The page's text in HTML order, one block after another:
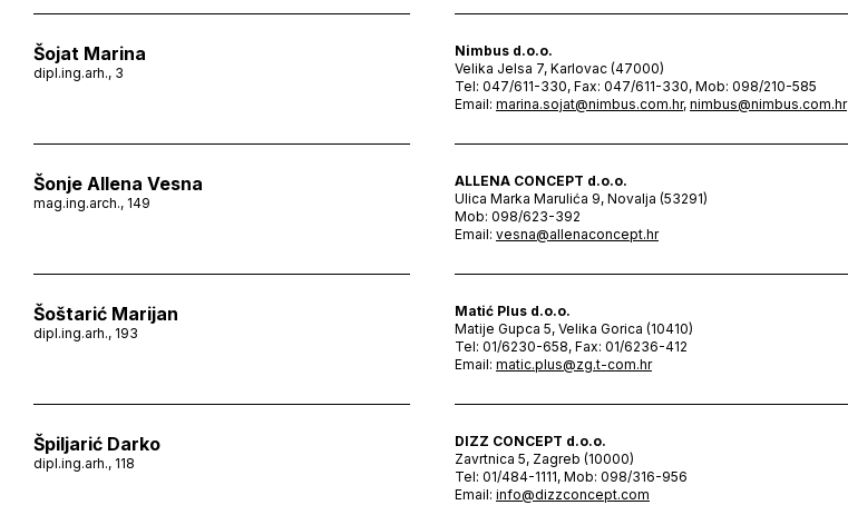
Šojat Marina
dipl.ing.arh., 3
Nimbus d.o.o.
Velika Jelsa 7, Karlovac (47000)
Tel: 047/611-330, Fax: 047/611-330, Mob: 098/210-585
Email: marina.sojat@nimbus.com.hr, nimbus@nimbus.com.hr
Šonje Allena Vesna
mag.ing.arch., 149
ALLENA CONCEPT d.o.o.
Ulica Marka Marulića 9, Novalja (53291)
Mob: 098/623-392
Email: vesna@allenaconcept.hr
Šoštarić Marijan
dipl.ing.arh., 193
Matić Plus d.o.o.
Matije Gupca 5, Velika Gorica (10410)
Tel: 01/6230-658, Fax: 01/6236-412
Email: matic.plus@zg.t-com.hr
Špiljarić Darko
dipl.ing.arh., 118
DIZZ CONCEPT d.o.o.
Zavrtnica 5, Zagreb (10000)
Tel: 01/484-1111, Mob: 098/316-956
Email: info@dizzconcept.com